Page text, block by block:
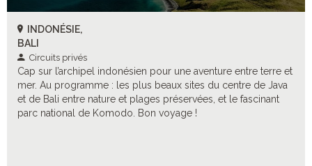
INDONÉSIE,
BALI
Circuits privés
Cap sur l’archipel indonésien pour une aventure entre terre et
mer. Au programme : les plus beaux sites du centre de Java
et de Bali entre nature et plages préservées, et le fascinant
parc national de Komodo. Bon voyage !